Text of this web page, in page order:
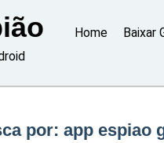
Home Baixar
por: app espiao